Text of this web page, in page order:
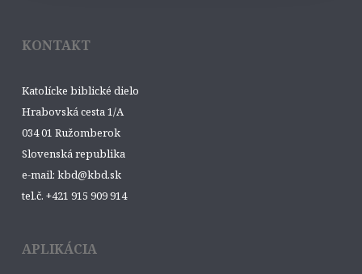
KONTAKT
Katolícke biblické dielo
Hrabovská cesta 1/A
034 01 Ružomberok
Slovenská republika
e-mail: kbd@kbd.sk
tel.č. +421 915 909 914
APLIKÁCIA